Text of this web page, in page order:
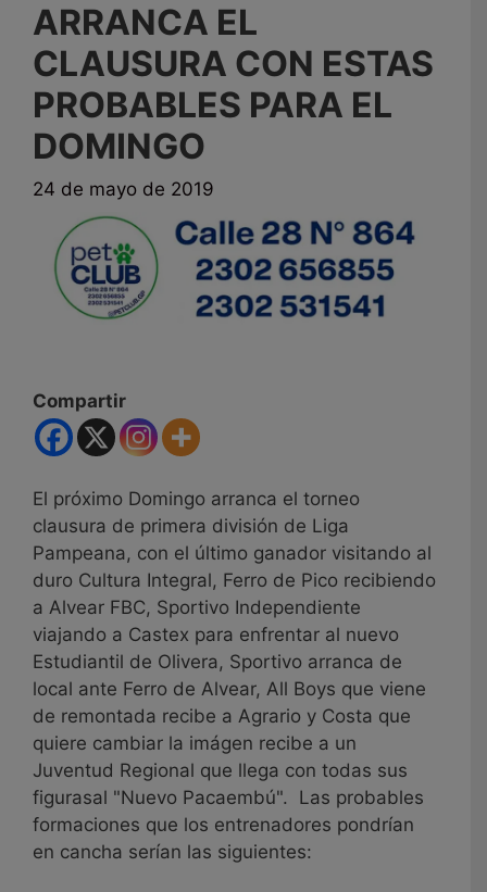
ARRANCA EL
CLAUSURA CON ESTAS
PROBABLES PARA EL
DOMINGO
24 de mayo de 2019
Compartir
El próximo Domingo arranca el torneo
clausura de primera división de Liga
Pampeana, con el último ganador visitando al
duro Cultura Integral, Ferro de Pico recibiendo
a Alvear FBC, Sportivo Independiente
viajando a Castex para enfrentar al nuevo
Estudiantil de Olivera, Sportivo arranca de
local ante Ferro de Alvear, All Boys que viene
de remontada recibe a Agrario y Costa que
quiere cambiar la imágen recibe a un
Juventud Regional que llega con todas sus
figurasal "Nuevo Pacaembú". Las probables
formaciones que los entrenadores pondrían
en cancha serían las siguientes: